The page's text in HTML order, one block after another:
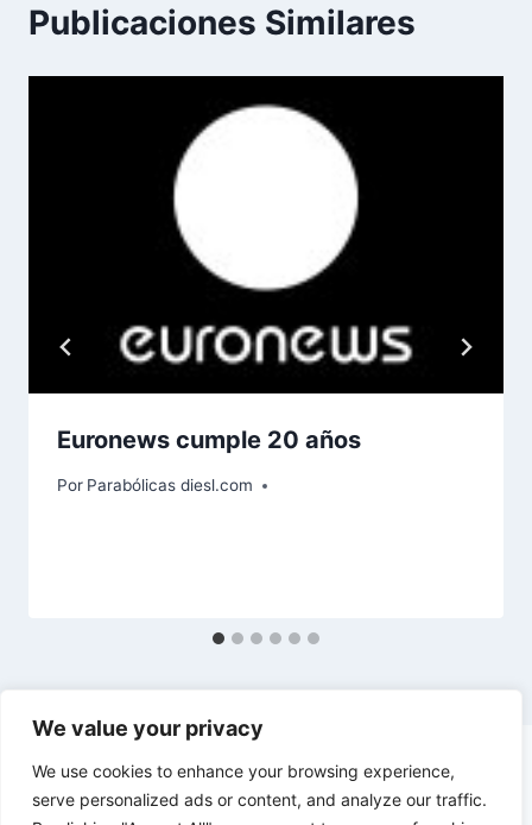
We value your privacy
We use cookies to enhance your browsing experience,
serve personalized ads or content, and analyze our traffic.
Publicaciones Similares
Euronews cumple 20 años
Por Parabólicas diesl.com